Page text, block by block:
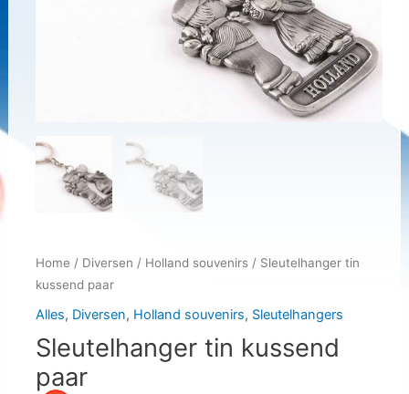
Home / Diversen / Holland souvenirs/ Sleutelhanger tin
kussend paar
Alles, Diversen, Holland souvenirs, Sleutelhangers
Sleutelhanger tin kussend
paar